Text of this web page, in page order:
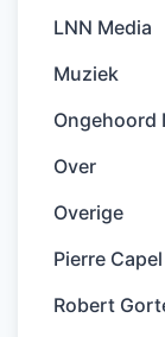
LNN Media
Muziek
Ongehoord
Over
Overige
Pierre Capel
Robert